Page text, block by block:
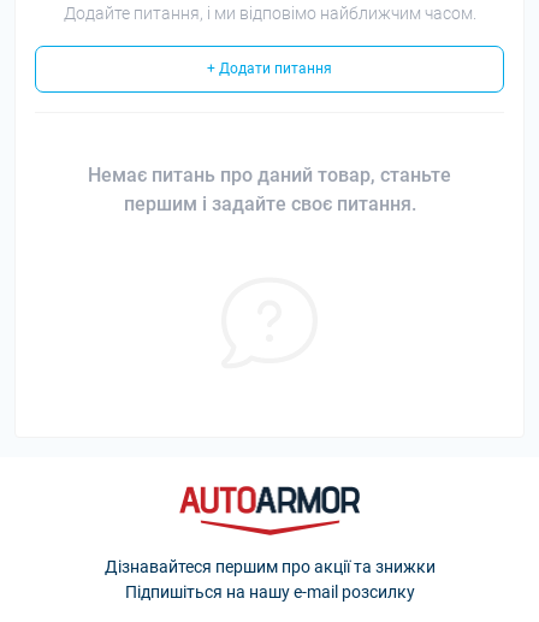
Додайте питання, і ми відповімо найближчим часом.
+ Додати питання
Немає питань про даний товар, станьте
першим і задайте своє питання.
Дізнавайтеся першим про акції та знижки
Підпишіться на нашу e-mail розсилку